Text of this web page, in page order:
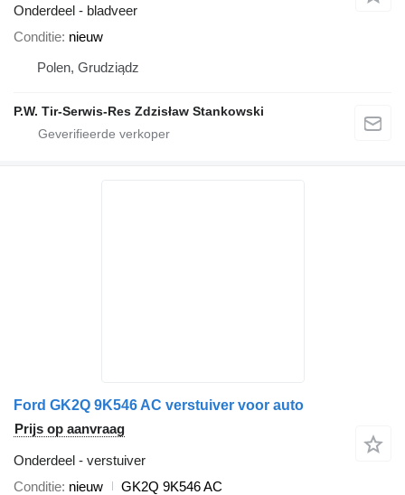
Onderdeel - bladveer
Conditie nieuw
Polen, Grudziądz
P.W. Tir-Serwis-Res Zdzisław Stankowski
Ford GK2Q 9K546 AC verstuiver voor auto
Prijs op aanvraag
Onderdeel - verstuiver
Conditie nieuw
GK2Q 9K546 AC